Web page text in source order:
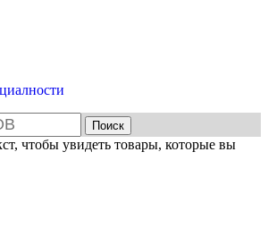
Поиск
чтобы увидеть товары, которые вы